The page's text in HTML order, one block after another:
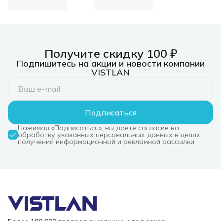
Получите скидку 100 ₽
Подпишитесь на акции и новости компании
VISTLAN
Подписаться
Нажимая «Подписаться», вы даете согласие на
обработку указанных персональных данных в целях
получения информационной и рекламной рассылки